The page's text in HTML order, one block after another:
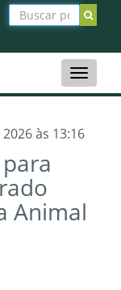
Toggle
às 13:16
Animal